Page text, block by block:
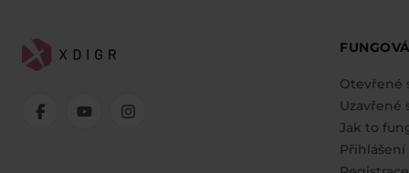
Otevřené
Uzavřené
Jak to
Přihlášení